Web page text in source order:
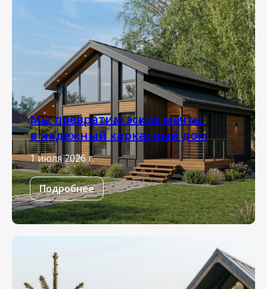
Мы превратим эскиз мечты
в надежный каркасный дом
1 июля 2026 г.
Подробнее